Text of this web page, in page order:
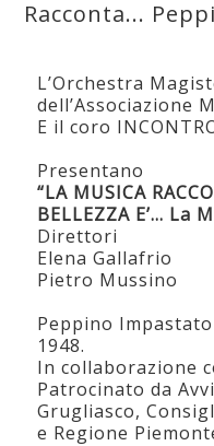
Racconta...
L’Orchestra
dell’Associazione
E il coro
Presentano
“LA MUSICA
BELLEZZA E’… La
Direttori
Elena Gallafrio
Pietro Mussino
Peppino
1948.
In collaborazione
Patrocinato da
Grugliasco,
e Regione